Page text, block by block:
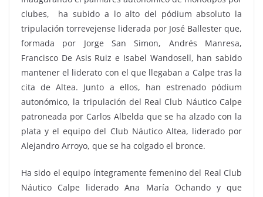
clubes, ha subido a lo alto del pódium absoluto la
tripulación torrevejense liderada por José Ballester que,
formada por Jorge San Simon, Andrés Manresa,
Francisco De Asis Ruiz e Isabel Wandosell, han sabido
mantener el liderato con el que llegaban a Calpe tras la
cita de Altea. Junto a ellos, han estrenado pódium
autonómico, la tripulación del Real Club Náutico Calpe
patroneada por Carlos Albelda que se ha alzado con la
plata y el equipo del Club Náutico Altea, liderado por
Alejandro Arroyo, que se ha colgado el bronce.
Ha sido el equipo íntegramente femenino del Real Club
Náutico Calpe liderado Ana María Ochando y que